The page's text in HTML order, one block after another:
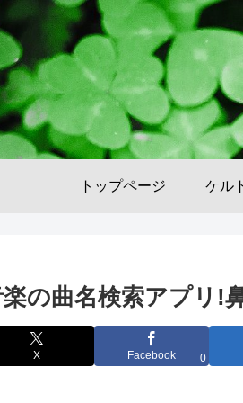
トップページ ケル
の曲名検索アプリ!
X Facebook 0